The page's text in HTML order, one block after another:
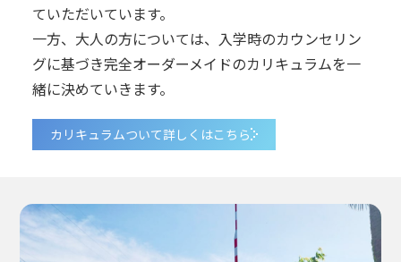
ていただいています。
一方、大人の方については、入学時のカウンセリン
グに基づき完全オーダーメイドのカリキュラムを一
緒に決めていきます。
カリキュラムついて詳しくはこちら